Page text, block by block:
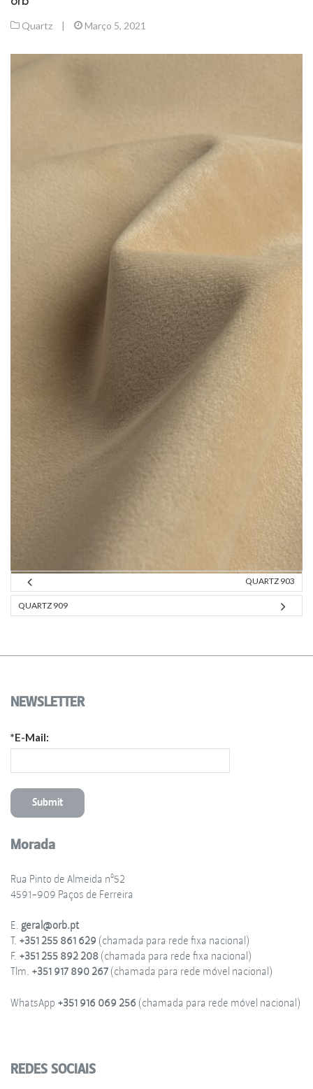
Quartz | Março 5, 2021
QUARTZ 903
QUARTZ 909
NEWSLETTER
*E-Mail:
Morada
Rua Pinto de Almeida nº52
4591-909 Paços de Ferreira
E.geral@orb.pt
T. +351 255 861 629 (chamada para rede fixa nacional)
F. +351 255 892 208(chamada para rede fixa nacional)
Tlm. +351 917 890 267(chamada para rede móvel nacional)
WhatsApp +351 916 069 256 (chamada para rede móvel nacional)
REDES SOCIAIS